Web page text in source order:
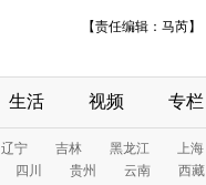
【责任编辑：马芮】
生活 视频 专栏
辽宁 吉林 黑龙江 上海
四川 贵州 云南 西藏